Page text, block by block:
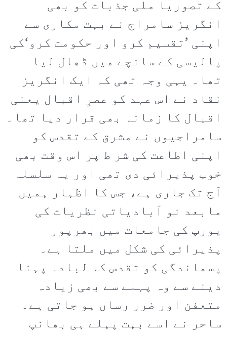
کے تصوریا ملی جذبات کو بھی
انگریز سامراج نے بہت مکاری سے
اپنی ’تقسیم کرو اور حکومت کرو‘کی
پالیسی کے سانچے میں ڈھال لیا
تھا۔ یہی وجہ تھی کہ ایک انگریز
نقاد نے اس عہد کو عصرِ اقبال یعنی
اقبال کا زمانہ بھی قرار دیا تھا۔
سامراجیوں نے مشرق کے تقدس کو
اپنی اطاعت کی شر ط پر اس وقت بھی
خوب پذیرائی دی تھی اور یہ سلسلہ
آج تک جاری ہے، جس کا اظہار ہمیں
مابعد نو آبادیاتی نظریات کی
یورپ کی جامعات میں بھرپور
پذیرائی کی شکل میں ملتا ہے۔
پسماندگی کو تقدس کا لبادہ پہنا
دینے سے وہ پہلے سے بھی زیادہ
متعفن اور ضرر رساں ہو جاتی ہے۔
ساحر نے اسے بہت پہلے ہی بھانپ